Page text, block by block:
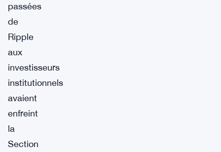
passées
de
Ripple
aux
investisseurs
institutionnels
avaient
enfreint
la
Section